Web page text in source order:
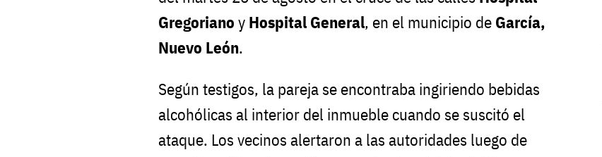
Gregoriano y Hospital General, en el municipio de García,
Nuevo León.
Según testigos, la pareja se encontraba ingiriendo bebidas
alcohólicas al interior del inmueble cuando se suscitó el
ataque. Los vecinos alertaron a las autoridades luego de